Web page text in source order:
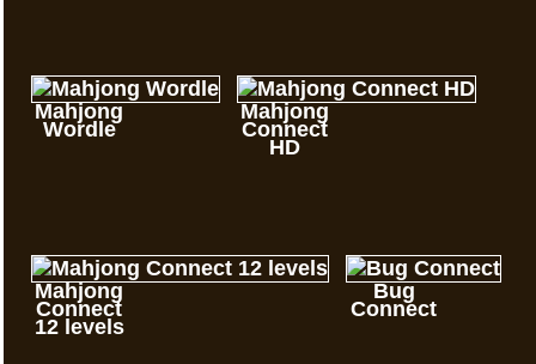
Mahjong
Wordle
Mahjong
Connect
HD
Mahjong
Connect
12 levels
Bug
Connect